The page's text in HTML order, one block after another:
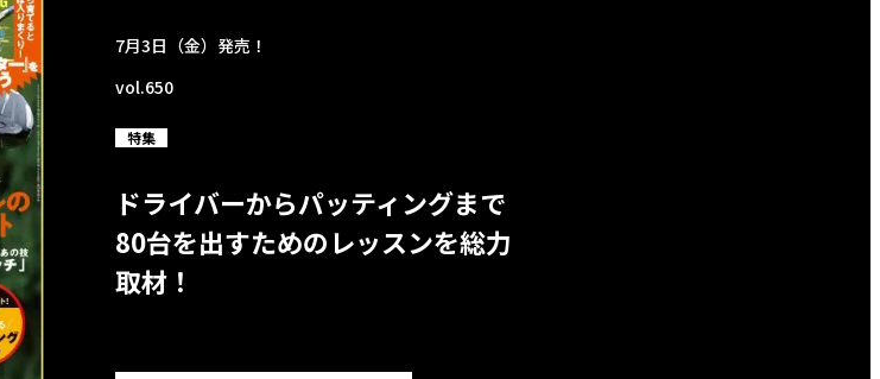
7月3日（金）発売！
vol.650
特集
ドライバーからパッティングまで
80台を出すためのレッスンを総力
取材！